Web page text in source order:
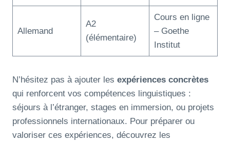
Allemand
A2
(élémentaire)
Cours en ligne
– Goethe
Institut
N’hésitez pas à ajouter les expériences concrètes
qui renforcent vos compétences linguistiques :
séjours à l’étranger, stages en immersion, ou projets
professionnels internationaux. Pour préparer ou
valoriser ces expériences, découvrez les